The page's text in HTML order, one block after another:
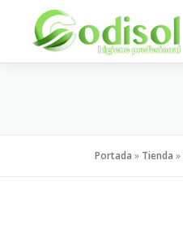
contenido
Portada » Tienda »